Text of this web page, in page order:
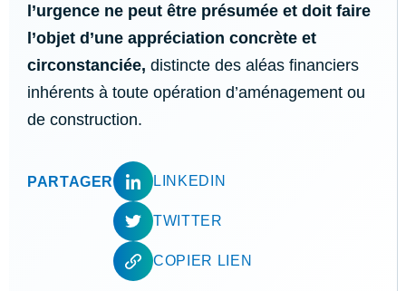
l’urgence ne peut être présumée et doit faire
l’objet d’une appréciation concrète et
circonstanciée, distincte des aléas financiers
inhérents à toute opération d’aménagement ou
de construction.
PARTAGER LINKEDIN
TWITTER
COPIER LIEN